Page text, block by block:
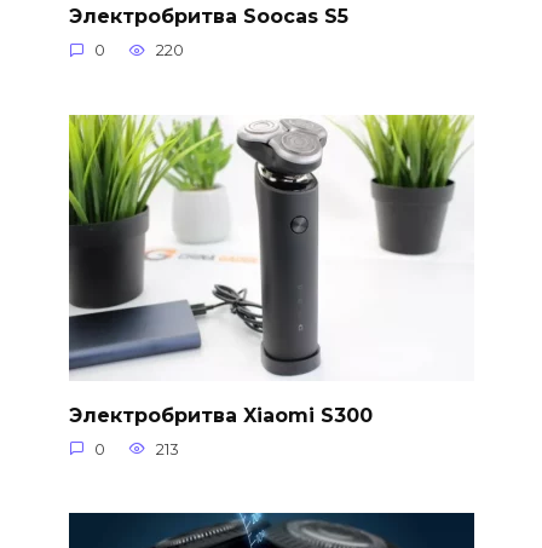
Электробритва Soocas S5
0 220
Электробритва Xiaomi S300
0 213